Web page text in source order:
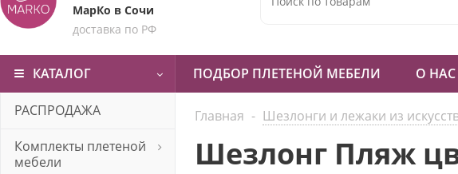
МарКо в Сочи
доставка по РФ
КАТАЛОГ ПОДБОР ПЛЕТЕНОЙ МЕБЕЛИ О НАС
РАСПРОДАЖА
Комплекты плетеной
мебели
Главная - Шезлонги и лежаки из
Шезлонг Пляж